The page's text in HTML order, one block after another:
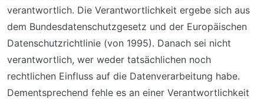
verantwortlich. Die Verantwortlichkeit ergebe sich aus
dem Bundesdatenschutzgesetz und der Europäischen
Datenschutzrichtlinie (von 1995). Danach sei nicht
verantwortlich, wer weder tatsächlichen noch
rechtlichen Einfluss auf die Datenverarbeitung habe.
Dementsprechend fehle es an einer Verantwortlichkeit